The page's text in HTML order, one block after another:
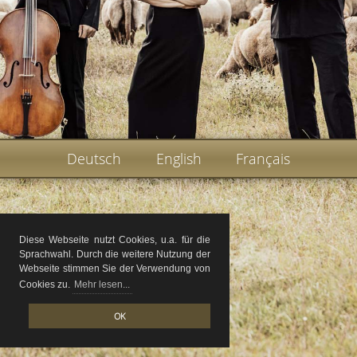
Diese Webseite nutzt Cookies, u.a. für die
Sprachwahl. Durch die weitere Nutzung der
Webseite stimmen Sie der Verwendung von
Cookies zu. Mehr lesen...
OK
Deutsch English Français